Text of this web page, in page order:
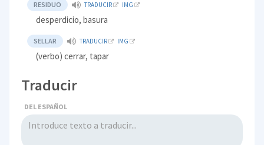
RESIDUO TRADUCIR IMG
desperdicio, basura
SELLAR TRADUCIR IMG
(verbo) cerrar, tapar
Traducir
DEL ESPAÑOL